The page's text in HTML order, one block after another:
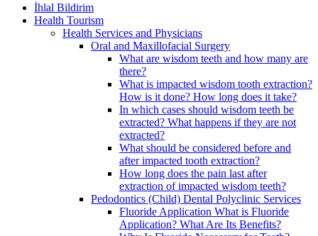
İhlal Bildirim
Health Tourism
Health Services and Physicians
Oral and Maxillofacial Surgery
What are wisdom teeth and how many are
there?
What is impacted wisdom tooth extraction?
How is it done? How long does it take?
In which cases should wisdom teeth be
extracted? What happens if they are not
extracted?
What should be considered before and
after impacted tooth extraction?
How long does the pain last after
extraction of impacted wisdom teeth?
Pedodontics (Child) Dental Polyclinic Services
Fluoride Application What is Fluoride
Application? What Are Its Benefits?